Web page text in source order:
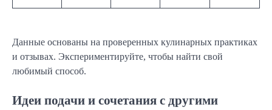
Данные основаны на проверенных кулинарных практиках
и отзывах. Экспериментируйте, чтобы найти свой
любимый способ.
Идеи подачи и сочетания с другими